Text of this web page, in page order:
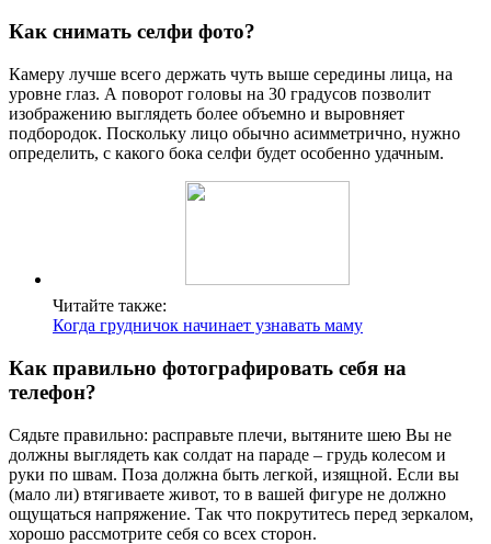
Как снимать селфи фото?
Камеру лучше всего держать чуть выше середины лица, на
уровне глаз. А поворот головы на 30 градусов позволит
изображению выглядеть более объемно и выровняет
подбородок. Поскольку лицо обычно асимметрично, нужно
определить, с какого бока селфи будет особенно удачным.
Читайте также:
Когда грудничок начинает узнавать маму
Как правильно фотографировать себя на
телефон?
Сядьте правильно: расправьте плечи, вытяните шею Вы не
должны выглядеть как солдат на параде – грудь колесом и
руки по швам. Поза должна быть легкой, изящной. Если вы
(мало ли) втягиваете живот, то в вашей фигуре не должно
ощущаться напряжение. Так что покрутитесь перед зеркалом,
хорошо рассмотрите себя со всех сторон.